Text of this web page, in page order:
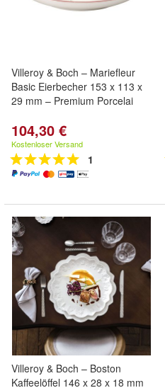
Villeroy & Boch – Mariefleur
Basic Eierbecher 153 x 113 x
29 mm – Premium Porcelai
104,30 €
Kostenloser Versand
1
Villeroy & Boch – Boston
Kaffeelöffel 146 x 28 x 18 mm